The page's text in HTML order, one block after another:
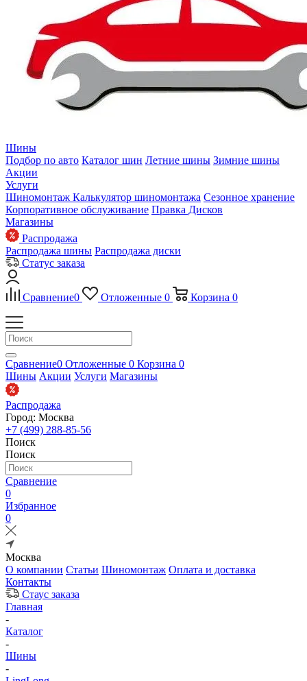
Шины
Подбор по авто Каталог шин Летние шины Зимние шины
Акции
Услуги
Шиномонтаж Калькулятор шиномонтажа Сезонное хранение
Корпоративное обслуживание Правка Дисков
Магазины
Распродажа
Распродажа шины Распродажа диски
Статус заказа
Сравнение0 Отложенные 0 Корзина 0
Сравнение0 Отложенные 0 Корзина 0
Шины Акции Услуги Магазины
Распродажа
Город: Москва
+7 (499) 288-85-56
Поиск
Поиск
Сравнение
0
Избранное
0
Москва
О компании Статьи Шиномонтаж Оплата и доставка
Контакты
Стаус заказа
Главная
-
Каталог
-
Шины
-